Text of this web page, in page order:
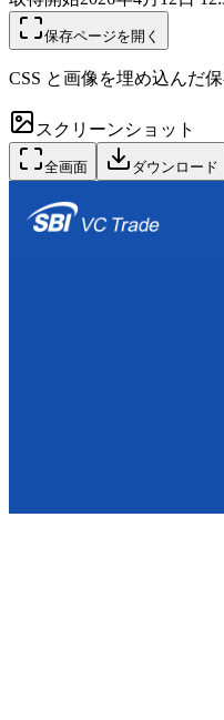
保存ページを開く
CSS と画像を埋め込んだ
スクリーンショット
全画面 ダウンロード